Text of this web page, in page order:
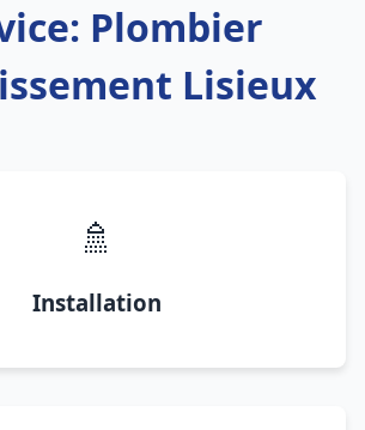
Plombier
Lisieux
🚿
Installation